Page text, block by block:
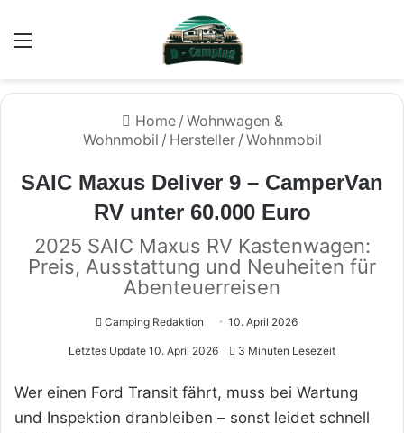
Home / Wohnwagen &
Wohnmobil / Hersteller / Wohnmobil
SAIC Maxus Deliver 9 – CamperVan
RV unter 60.000 Euro
2025 SAIC Maxus RV Kastenwagen:
Preis, Ausstattung und Neuheiten für
Abenteuerreisen
Camping Redaktion 10. April 2026
Letztes Update 10. April 2026 3 Minuten Lesezeit
Wer einen Ford Transit fährt, muss bei Wartung
und Inspektion dranbleiben – sonst leidet schnell